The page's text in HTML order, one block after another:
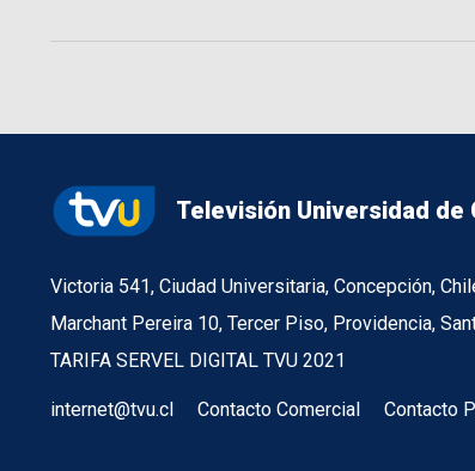
Televisión Universidad de
Victoria 541, Ciudad Universitaria, Concepción,
Marchant Pereira 10, Tercer Piso, Providencia,
TARIFA SERVEL DIGITAL TVU 2021
internet@tvu.cl Contacto Comercial Contacto